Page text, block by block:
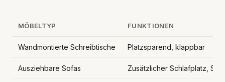
MÖBELTYP FUNKTIONEN
Wandmontierte Schreibtische Platzsparend, klappbar
Ausziehbare Sofas Zusätzlicher Schlafplatz,